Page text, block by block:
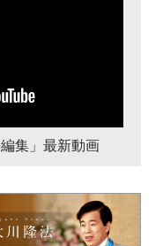
集」最新動画